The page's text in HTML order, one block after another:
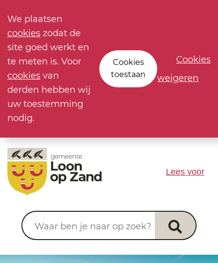
We plaatsen
cookies zodat de
site goed werkt en
te meten is. Voor
cookies van
derden hebben wij
uw toestemming
nodig.
Cookies
toestaan
Cookies
weigeren
Waar ben je naar op zoek?
Lees voor